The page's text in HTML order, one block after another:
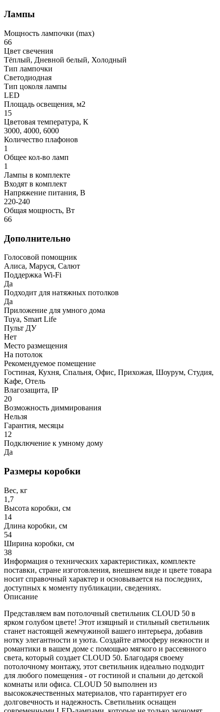
Лампы
Мощность лампочки (max)
66
Цвет свечения
Тёплый, Дневной белый, Холодный
Тип лампочки
Светодиодная
Тип цоколя лампы
LED
Площадь освещения, м2
15
Цветовая температура, К
3000, 4000, 6000
Количество плафонов
1
Общее кол-во ламп
1
Лампы в комплекте
Входят в комплект
Напряжение питания, В
220-240
Общая мощность, Вт
66
Дополнительно
Голосовой помощник
Алиса, Маруся, Салют
Поддержка Wi-Fi
Да
Подходит для натяжных потолков
Да
Приложение для умного дома
Tuya, Smart Life
Пульт ДУ
Нет
Место размещения
На потолок
Рекомендуемое помещение
Гостиная, Кухня, Спальня, Офис, Прихожая, Шоурум, Студия,
Кафе, Отель
Влагозащита, IP
20
Возможность диммирования
Нельзя
Гарантия, месяцы
12
Подключение к умному дому
Да
Размеры коробки
Вес, кг
1,7
Высота коробки, см
14
Длина коробки, см
54
Ширина коробки, см
38
Информация о технических характеристиках, комплекте
поставки, стране изготовления, внешнем виде и цвете товара
носит справочный характер и основывается на последних,
доступных к моменту публикации, сведениях.
Описание
Представляем вам потолочный светильник CLOUD 50 в
ярком голубом цвете! Этот изящный и стильный светильник
станет настоящей жемчужиной вашего интерьера, добавив
нотку элегантности и уюта. Создайте атмосферу нежности и
романтики в вашем доме с помощью мягкого и рассеянного
света, который создает CLOUD 50. Благодаря своему
потолочному монтажу, этот светильник идеально подходит
для любого помещения - от гостиной и спальни до детской
комнаты или офиса. CLOUD 50 выполнен из
высококачественных материалов, что гарантирует его
долговечность и надежность. Светильник оснащен